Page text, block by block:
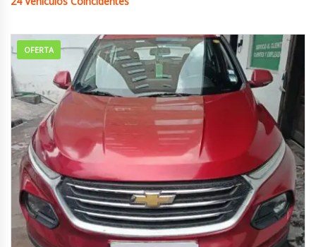
OFERTA